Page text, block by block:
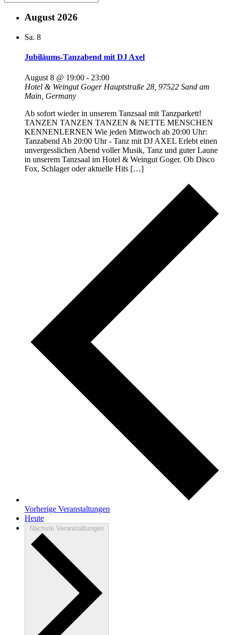
August 2026
Sa. 8
Jubiläums-Tanzabend mit DJ Axel
August 8 @ 19:00 - 23:00
Hotel & Weingut Goger Hauptstraße 28, 97522 Sand am
Main, Germany
Ab sofort wieder in unserem Tanzsaal mit Tanzparkett!
TANZEN TANZEN TANZEN & NETTE MENSCHEN
KENNENLERNEN Wie jeden Mittwoch ab 20:00 Uhr:
Tanzabend Ab 20:00 Uhr - Tanz mit DJ AXEL Erlebt einen
unvergesslichen Abend voller Musik, Tanz und guter Laune
in unserem Tanzsaal im Hotel & Weingut Goger. Ob Disco
Fox, Schlager oder aktuelle Hits […]
Vorherige Veranstaltungen
Heute
Nächste Veranstaltungen